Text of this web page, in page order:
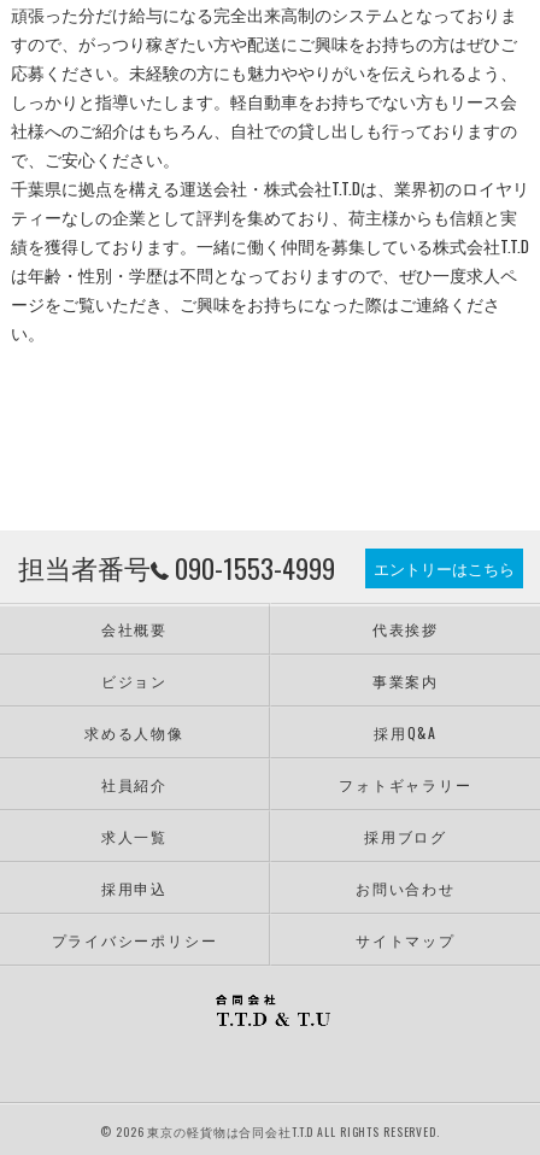
頑張った分だけ給与になる完全出来高制のシステムとなっておりま
すので、がっつり稼ぎたい方や配送にご興味をお持ちの方はぜひご
応募ください。未経験の方にも魅力ややりがいを伝えられるよう、
しっかりと指導いたします。軽自動車をお持ちでない方もリース会
社様へのご紹介はもちろん、自社での貸し出しも行っておりますの
で、ご安心ください。
千葉県に拠点を構える運送会社・株式会社T.T.Dは、業界初のロイヤリ
ティーなしの企業として評判を集めており、荷主様からも信頼と実
績を獲得しております。一緒に働く仲間を募集している株式会社T.T.D
は年齢・性別・学歴は不問となっておりますので、ぜひ一度求人ペ
ージをご覧いただき、ご興味をお持ちになった際はご連絡くださ
い。
担当者番号 090-1553-4999 エントリーはこちら
会社概要 代表挨拶
ビジョン 事業案内
求める人物像 採用Q&A
社員紹介 フォトギャラリー
求人一覧 採用ブログ
採用申込 お問い合わせ
プライバシーポリシー サイトマップ
© 2026 東京の軽貨物は合同会社T.T.D ALL RIGHTS RESERVED.